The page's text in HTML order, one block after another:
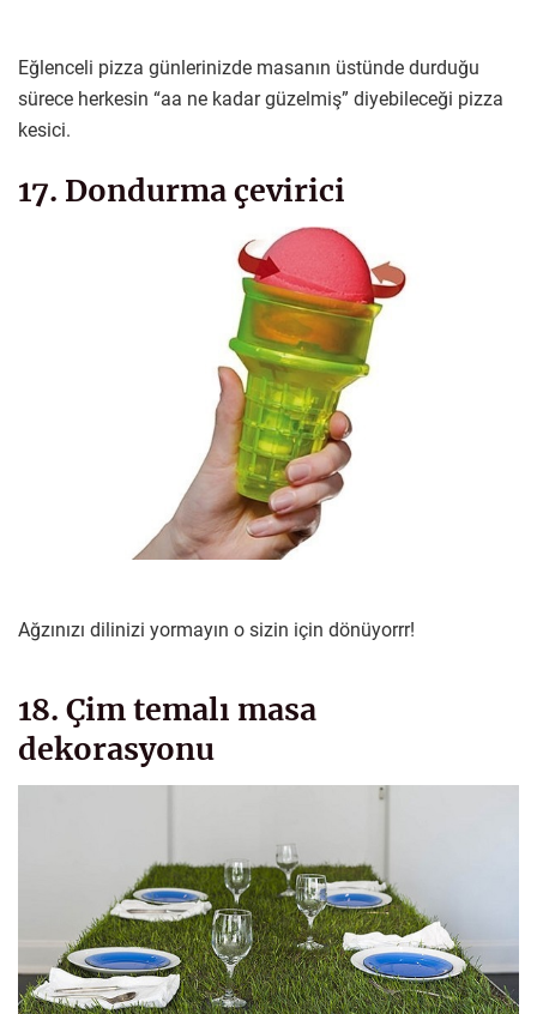
Eğlenceli pizza günlerinizde masanın üstünde durduğu
sürece herkesin “aa ne kadar güzelmiş” diyebileceği pizza
kesici.
17. Dondurma çevirici
Ağzınızı dilinizi yormayın o sizin için dönüyorrr!
18. Çim temalı masa
dekorasyonu